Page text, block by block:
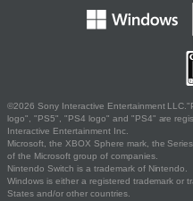
©2026 Sony Interactive Entertainment
logo", "PS5", "PS4 logo" and "PS4" are
Interactive Entertainment Inc.
Microsoft, the XBOX Sphere mark, the
of the Microsoft group of companies.
Nintendo Switch is a trademark of Nintendo.
Windows is either a registered trademark or
States and/or other countries.